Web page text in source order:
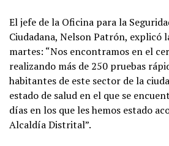
El jefe de la Oficina para la
Ciudadana, Nelson Patrón, explicó
martes: “Nos encontramos en el
realizando más de 250 pruebas
habitantes de este sector de la
estado de salud en el que se
días en los que les hemos estado
Alcaldía Distrital”.